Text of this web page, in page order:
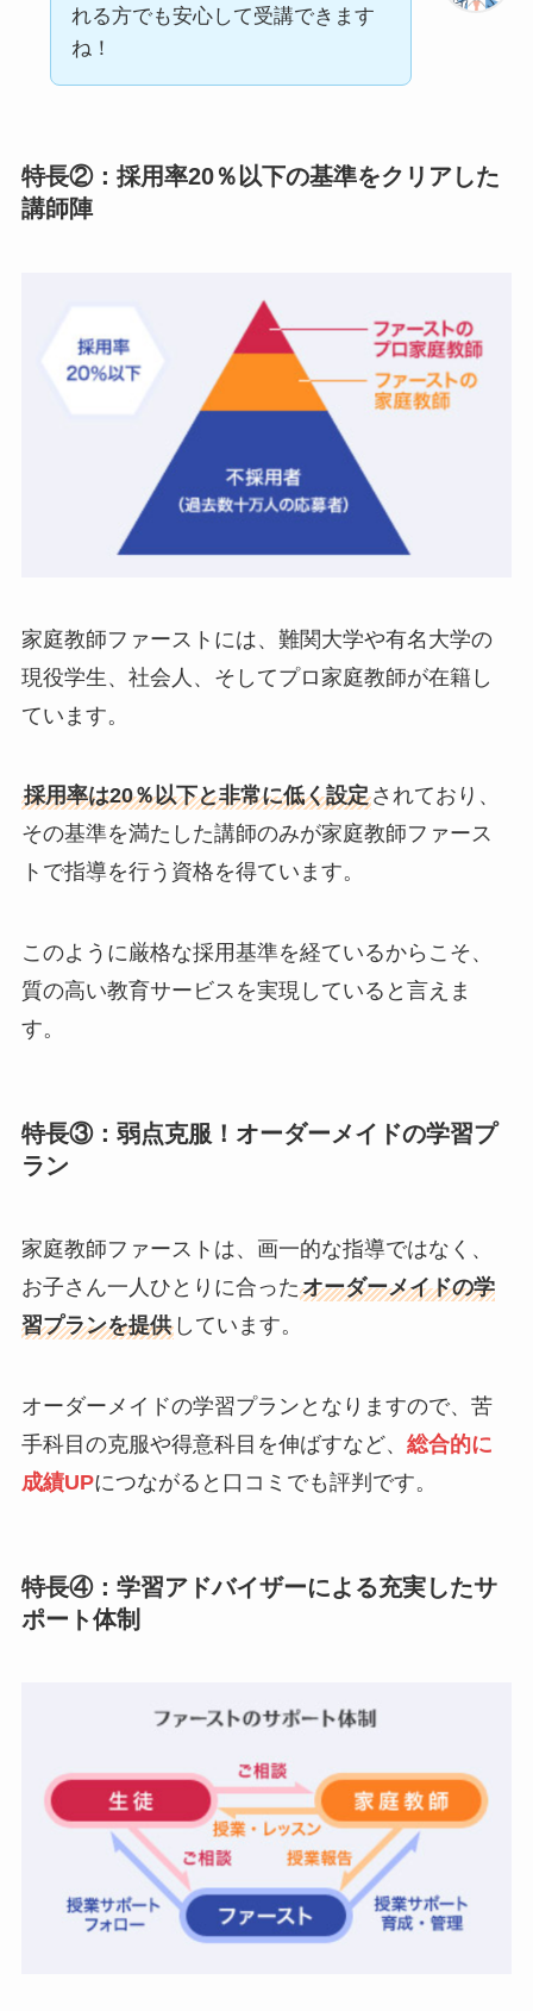
れる方でも安心して受講できます
ね！
特長②：採用率20％以下の基準をクリアした
講師陣
家庭教師ファーストには、難関大学や有名大学の
現役学生、社会人、そしてプロ家庭教師が在籍し
ています。
採用率は20％以下と非常に低く設定されており、
その基準を満たした講師のみが家庭教師ファース
トで指導を行う資格を得ています。
このように厳格な採用基準を経ているからこそ、
質の高い教育サービスを実現していると言えま
す。
特長③：弱点克服！オーダーメイドの学習プ
ラン
家庭教師ファーストは、画一的な指導ではなく、
お子さん一人ひとりに合ったオーダーメイドの学
習プランを提供しています。
オーダーメイドの学習プランとなりますので、苦
手科目の克服や得意科目を伸ばすなど、 総合的に
成績UPにつながると口コミでも評判です。
特長④：学習アドバイザーによる充実したサ
ポート体制